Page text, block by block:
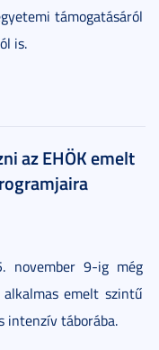
támogatásáról
is.
az EHÖK emelt
november 9-ig még
emelt szintű
intenzív táborába.